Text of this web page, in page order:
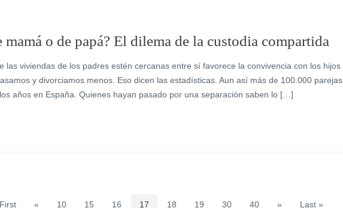
mamá o de papá? El dilema de la custodia compartida
las viviendas de los padres estén cercanas entre sí favorece la convivencia con los hijos
y divorciamos menos. Eso dicen las estadísticas. Aun así más de 100.000 parejas
años en España. Quienes hayan pasado por una separación saben lo […]
« 10 15 16 17 18 19 30 40 » Last »